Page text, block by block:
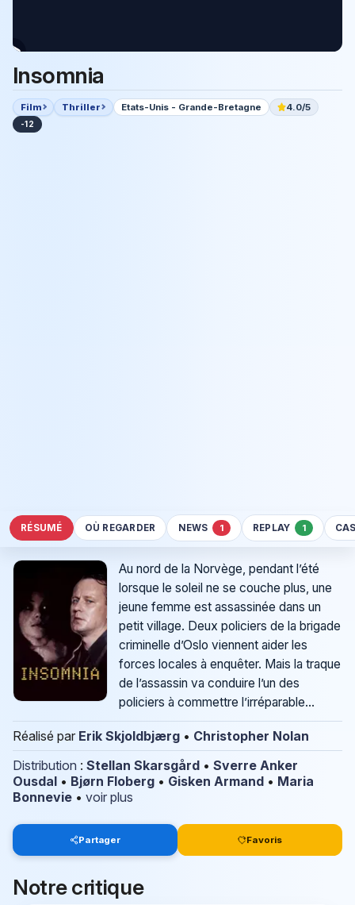
Insomnia
Film Thriller Etats-Unis - Grande-Bretagne 4.0/5
-12
RÉSUMÉ OÙ REGARDER NEWS 1 REPLAY 1
Au nord de la Norvège, pendant l’été
lorsque le soleil ne se couche plus, une
jeune femme est assassinée dans un
petit village. Deux policiers de la brigade
criminelle d’Oslo viennent aider les
forces locales à enquêter. Mais la traque
de l’assassin va conduire l’un des
policiers à commettre l’irréparable…
Réalisé par Erik Skjoldbjærg • Christopher Nolan
Distribution : Stellan Skarsgård • Sverre Anker
Ousdal • Bjørn Floberg • Gisken Armand • Maria
Bonnevie • voir plus
Partager Favoris
Notre critique